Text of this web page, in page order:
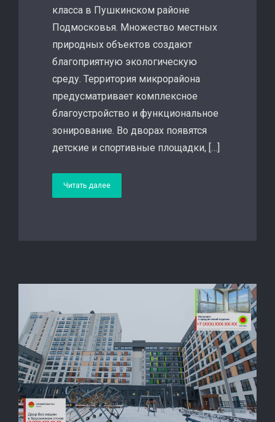
класса в Пушкинском районе
Подмосковья. Множество местных
природных объектов создают
благоприятную экологическую
среду. Территория микрорайона
предусматривает комплексное
благоустройство и функциональное
зонирование. Во дворах появятся
детские и спортивные площадки, […]
Читать далее